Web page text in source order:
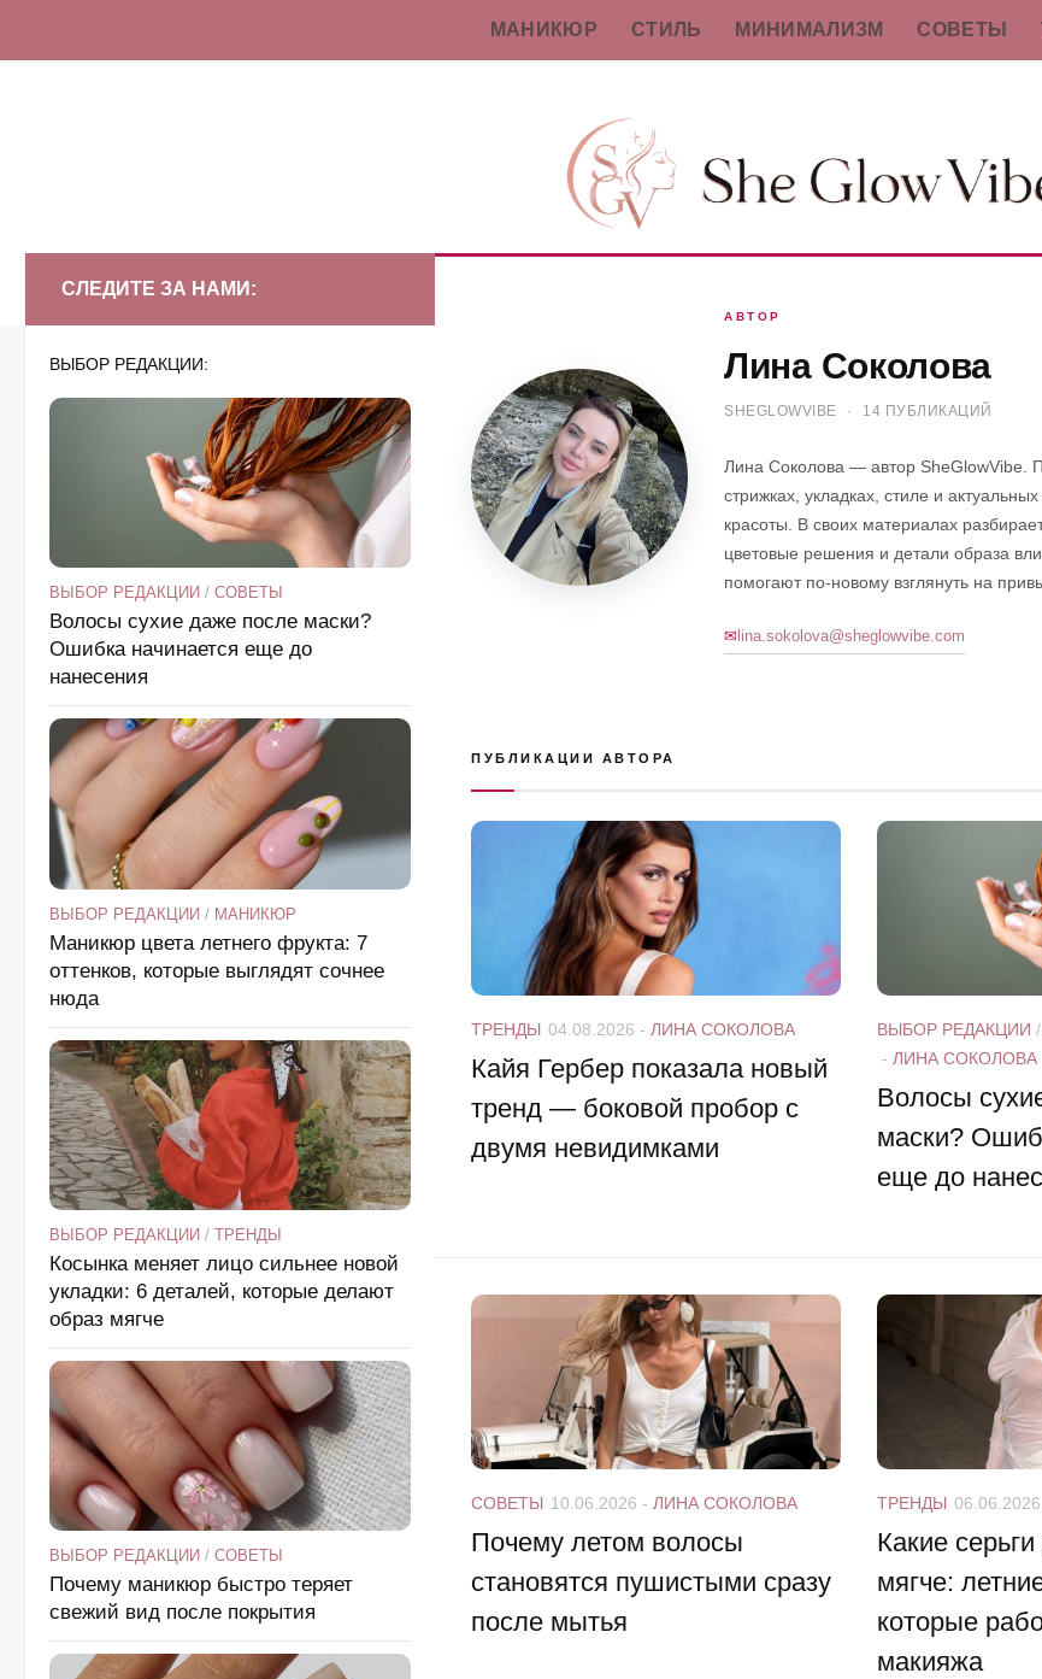
МАНИКЮР СТИЛЬ МИНИМАЛИЗМ СОВЕТЫ
АВТОР
Лина Соколова
SHEGLOWVIBE · 14 ПУБЛИКАЦИЙ
Лина Соколова — автор SheGlowVibe.
стрижках, укладках, стиле и
красоты. В своих материалах
цветовые решения и детали образа
помогают по-новому взглянуть на
lina.sokolova@sheglowvibe.com
ПУБЛИКАЦИИ АВТОРА
ТРЕНДЫ 04.08.2026 - ЛИНА СОКОЛОВА
Кайя Гербер показала новый
тренд — боковой пробор с
двумя невидимками
ВЫБОР РЕДАКЦИИ /
- ЛИНА СОКОЛОВА
Волосы
маски?
еще до
СОВЕТЫ 10.06.2026 - ЛИНА СОКОЛОВА
Почему летом волосы
становятся пушистыми сразу
после мытья
ТРЕНДЫ 06.06.2026
Какие
мягче:
которые
макияжа
СЛЕДИТЕ ЗА НАМИ:
ВЫБОР РЕДАКЦИИ:
ВЫБОР РЕДАКЦИИ / СОВЕТЫ
Волосы сухие даже после маски?
Ошибка начинается еще до
нанесения
ВЫБОР РЕДАКЦИИ / МАНИКЮР
Маникюр цвета летнего фрукта: 7
оттенков, которые выглядят сочнее
нюда
ВЫБОР РЕДАКЦИИ / ТРЕНДЫ
Косынка меняет лицо сильнее новой
укладки: 6 деталей, которые делают
образ мягче
ВЫБОР РЕДАКЦИИ / СОВЕТЫ
Почему маникюр быстро теряет
свежий вид после покрытия